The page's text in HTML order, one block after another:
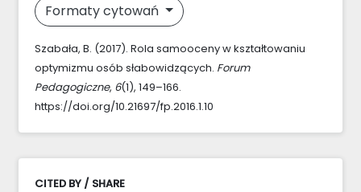
Formaty cytowań
Szabała, B. (2017). Rola samooceny w kształtowaniu
optymizmu osób słabowidzących. Forum
Pedagogiczne, 6(1), 149–166.
https://doi.org/10.21697/fp.2016.1.10
CITED BY / SHARE